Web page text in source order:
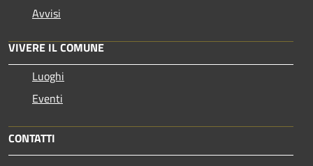
Avvisi
VIVERE IL COMUNE
Luoghi
Eventi
CONTATTI